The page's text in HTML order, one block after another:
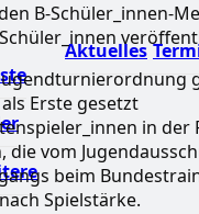
Aktuelles
B-Schüler_innen-
Erste gesetzt
in
die vom
beim
Spielstärke.